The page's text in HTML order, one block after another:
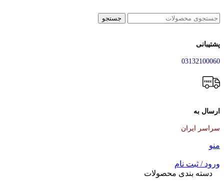
جستجو
پشتیبانی
03132100060
ارسال به
سراسر ایران
منو
ورود / ثبت نام
دسته بندی محصولات